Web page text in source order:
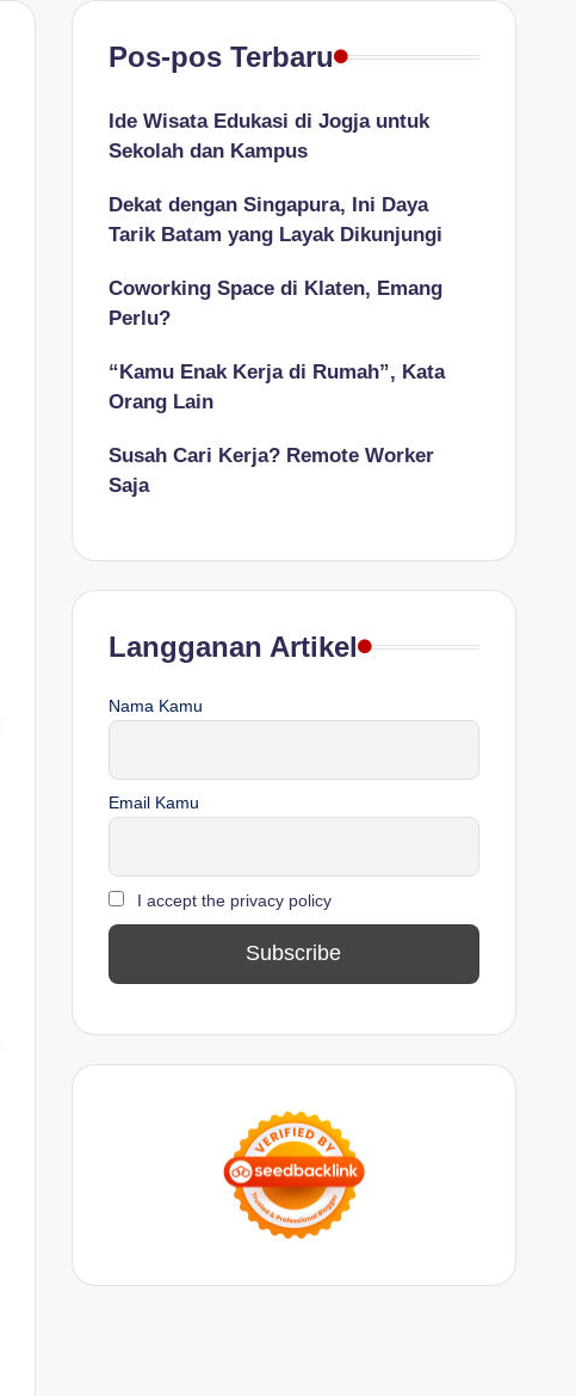
Pos-pos Terbaru
Ide Wisata Edukasi di Jogja untuk
Sekolah dan Kampus
Dekat dengan Singapura, Ini Daya
Tarik Batam yang Layak Dikunjungi
Coworking Space di Klaten, Emang
Perlu?
“Kamu Enak Kerja di Rumah”, Kata
Orang Lain
Susah Cari Kerja? Remote Worker
Saja
Langganan Artikel
Nama Kamu
Email Kamu
I accept the privacy policy